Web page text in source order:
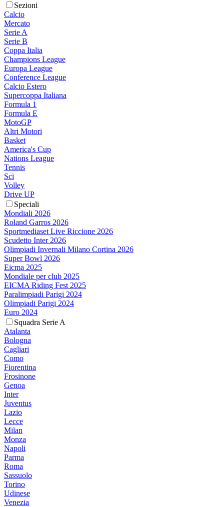
Sezioni
Calcio
Mercato
Serie A
Serie B
Coppa Italia
Champions League
Europa League
Conference League
Calcio Estero
Supercoppa Italiana
Formula 1
Formula E
MotoGP
Altri Motori
Basket
America's Cup
Nations League
Tennis
Sci
Volley
Drive UP
Speciali
Mondiali 2026
Roland Garros 2026
Sportmediaset Live Riccione 2026
Scudetto Inter 2026
Olimpiadi Invernali Milano Cortina 2026
Super Bowl 2026
Eicma 2025
Mondiale per club 2025
EICMA Riding Fest 2025
Paralimpiadi Parigi 2024
Olimpiadi Parigi 2024
Euro 2024
Squadra Serie A
Atalanta
Bologna
Cagliari
Como
Fiorentina
Frosinone
Genoa
Inter
Juventus
Lazio
Lecce
Milan
Monza
Napoli
Parma
Roma
Sassuolo
Torino
Udinese
Venezia